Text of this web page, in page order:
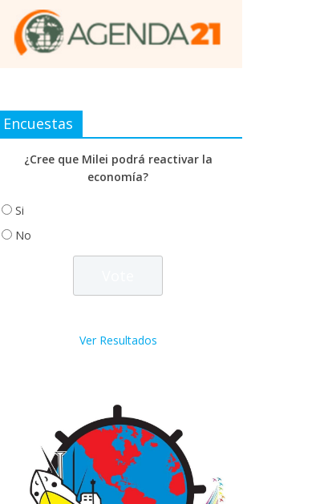
Encuestas
¿Cree que Milei podrá reactivar la
economía?
Si
No
Ver Resultados